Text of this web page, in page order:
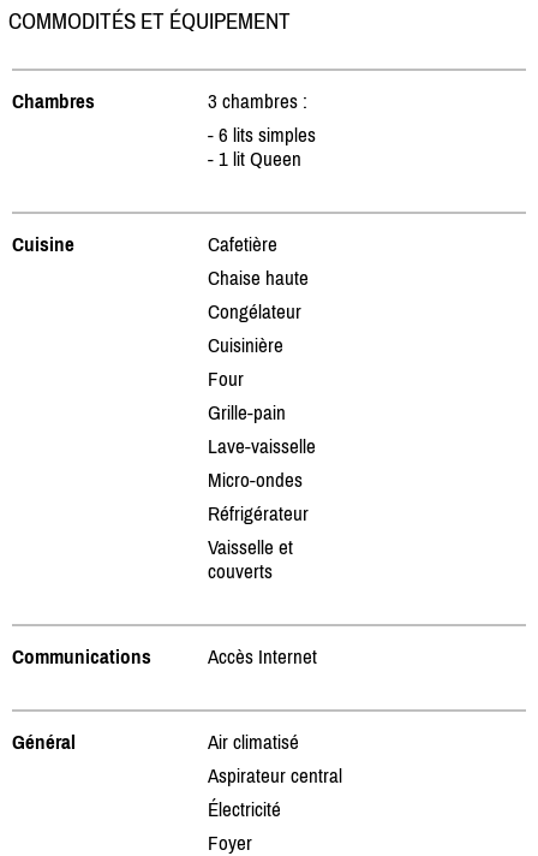
COMMODITÉS ET ÉQUIPEMENT
Chambres
3 chambres :
- 6 lits simples
- 1 lit Queen
Cuisine
Cafetière
Chaise haute
Congélateur
Cuisinière
Four
Grille-pain
Lave-vaisselle
Micro-ondes
Réfrigérateur
Vaisselle et
couverts
Communications Accès Internet
Général
Air climatisé
Aspirateur central
Électricité
Foyer